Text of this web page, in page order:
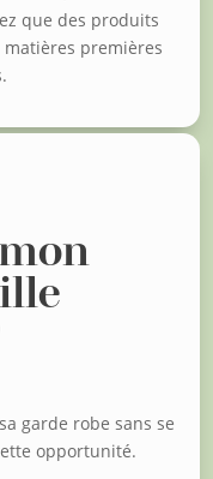
que des produits
premières
garde robe sans se
opportunité.